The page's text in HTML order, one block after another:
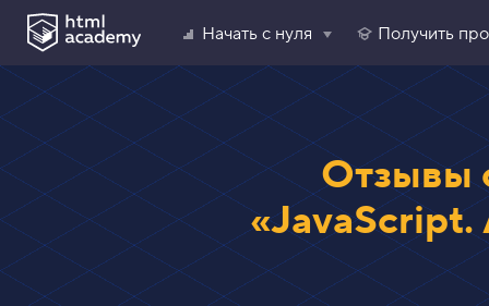
Начать с нуля Получить
Отзывы
«JavaScript.